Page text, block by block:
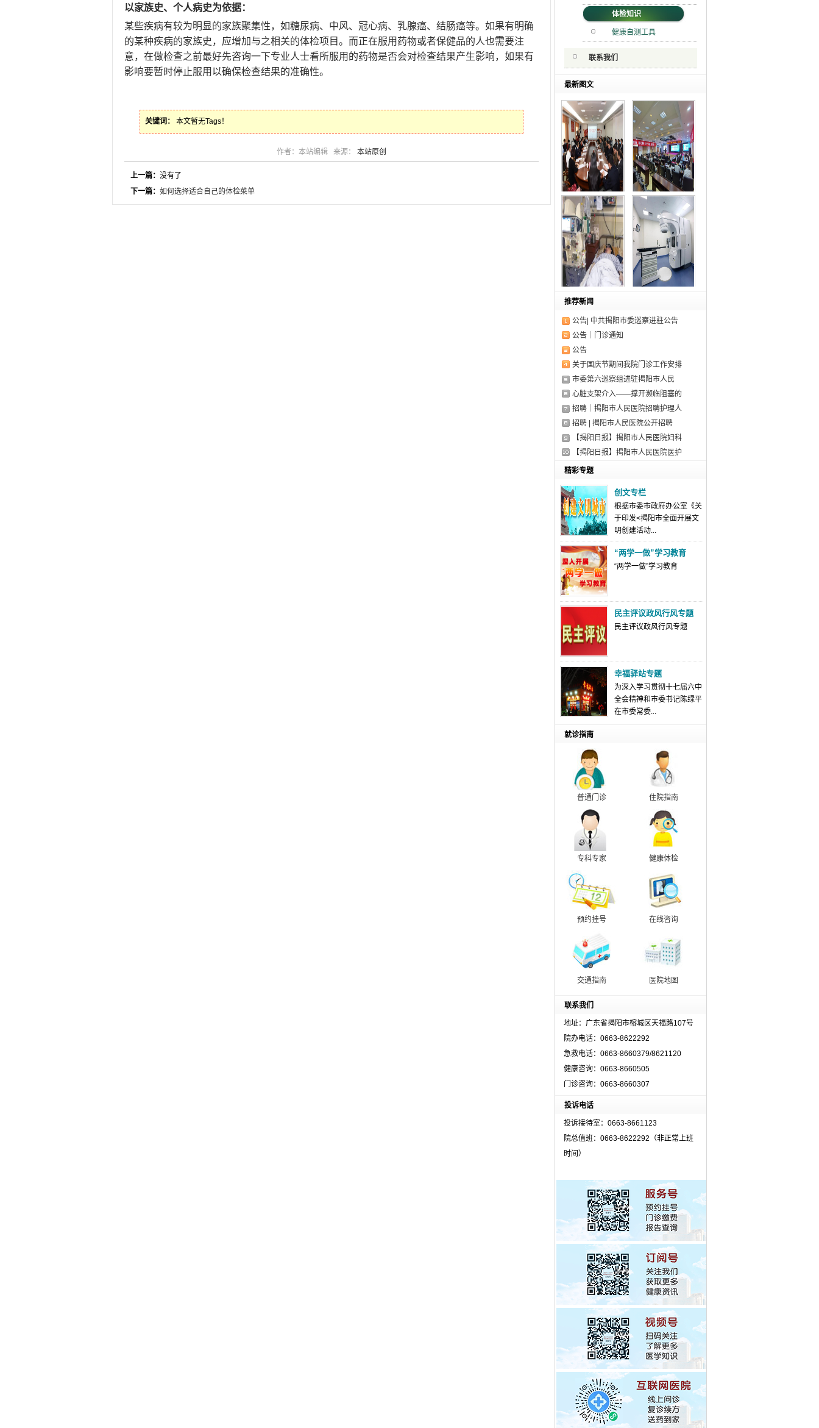
以家族史、个人病史为依据：
某些疾病有较为明显的家族聚集性，如糖尿病、中风、冠心病、乳腺癌、结肠癌等。如果有明确
的某种疾病的家族史，应增加与之相关的体检项目。而正在服用药物或者保健品的人也需要注
意，在做检查之前最好先咨询一下专业人士看所服用的药物是否会对检查结果产生影响，如果有
影响要暂时停止服用以确保检查结果的准确性。
关键词： 本文暂无Tags！
作者：本站编辑 来源： 本站原创
上一篇：没有了
下一篇：如何选择适合自己的体检菜单
体检知识
健康自测工具
联系我们
最新图文
【深化合作 共建高
水
第二届药健康科普中
国
率先开展血浆置换技
推荐新闻
公告| 中共揭阳市委巡察进驻公告
公告｜门诊通知
公告
关于国庆节期间我院门诊工作安排
市委第六巡察组进驻揭阳市人民
心脏支架介入——撑开濒临阻塞的
招聘｜揭阳市人民医院招聘护理人
招聘 | 揭阳市人民医院公开招聘
【揭阳日报】揭阳市人民医院妇科
【揭阳日报】揭阳市人民医院医护
精彩专题
创文专栏
根据市委市政府办公室《关
于印发<揭阳市全面开展文
明创建活动...
“两学一做”学习教育
“两学一做”学习教育
民主评议政风行风专题
民主评议政风行风专题
幸福驿站专题
为深入学习贯彻十七届六中
全会精神和市委书记陈绿平
在市委常委...
就诊指南
普通门诊 住院指南
专科专家 健康体检
预约挂号 在线咨询
交通指南 医院地图
联系我们
地址：广东省揭阳市榕城区天福路107号
院办电话：0663-8622292
急救电话：0663-8660379/8621120
健康咨询：0663-8660505
门诊咨询：0663-8660307
投诉电话
投诉接待室：0663-8661123
院总值班：0663-8622292（非正常上班
时间）